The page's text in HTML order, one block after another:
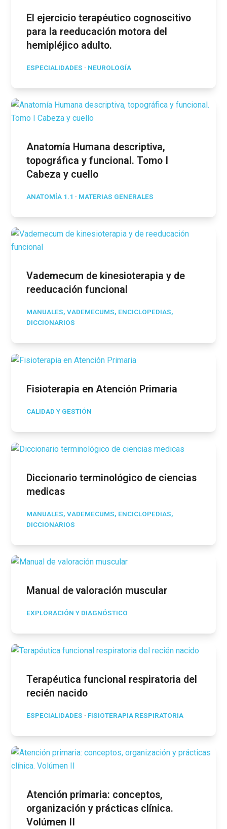
El ejercicio terapéutico cognoscitivo
para la reeducación motora del
hemipléjico adulto.
ESPECIALIDADES · NEUROLOGÍA
Anatomía Humana descriptiva,
topográfica y funcional. Tomo I
Cabeza y cuello
ANATOMÍA 1.1 · MATERIAS GENERALES
Vademecum de kinesioterapia y de
reeducación funcional
MANUALES, VADEMECUMS, ENCICLOPEDIAS,
DICCIONARIOS
Fisioterapia en Atención Primaria
CALIDAD Y GESTIÓN
Diccionario terminológico de ciencias
medicas
MANUALES, VADEMECUMS, ENCICLOPEDIAS,
DICCIONARIOS
Manual de valoración muscular
EXPLORACIÓN Y DIAGNÓSTICO
Terapéutica funcional respiratoria del
recién nacido
ESPECIALIDADES · FISIOTERAPIA RESPIRATORIA
Atención primaria: conceptos,
organización y prácticas clínica.
Volúmen II